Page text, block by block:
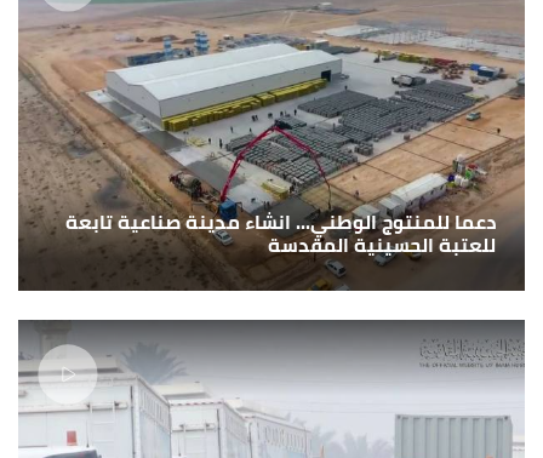
دعما للمنتوج الوطني... انشاء مدينة صناعية تابعة
للعتبة الحسينية المقدسة